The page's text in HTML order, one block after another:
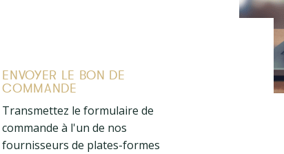
ENVOYER LE BON DE
COMMANDE
Transmettez le formulaire de
commande à l'un de nos
fournisseurs de plates-formes